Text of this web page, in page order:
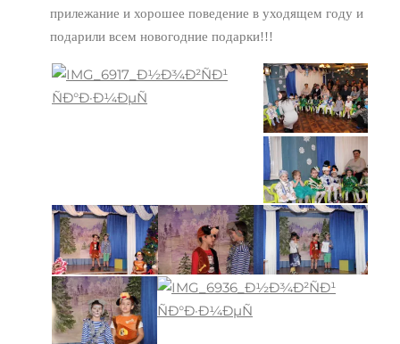
прилежание и хорошее поведение в уходящем году и
подарили всем новогодние подарки!!!